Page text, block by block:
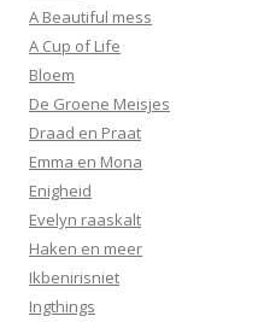
A Beautiful mess
A Cup of Life
Bloem
De Groene Meisjes
Draad en Praat
Emma en Mona
Enigheid
Evelyn raaskalt
Haken en meer
Ikbenirisniet
Ingthings